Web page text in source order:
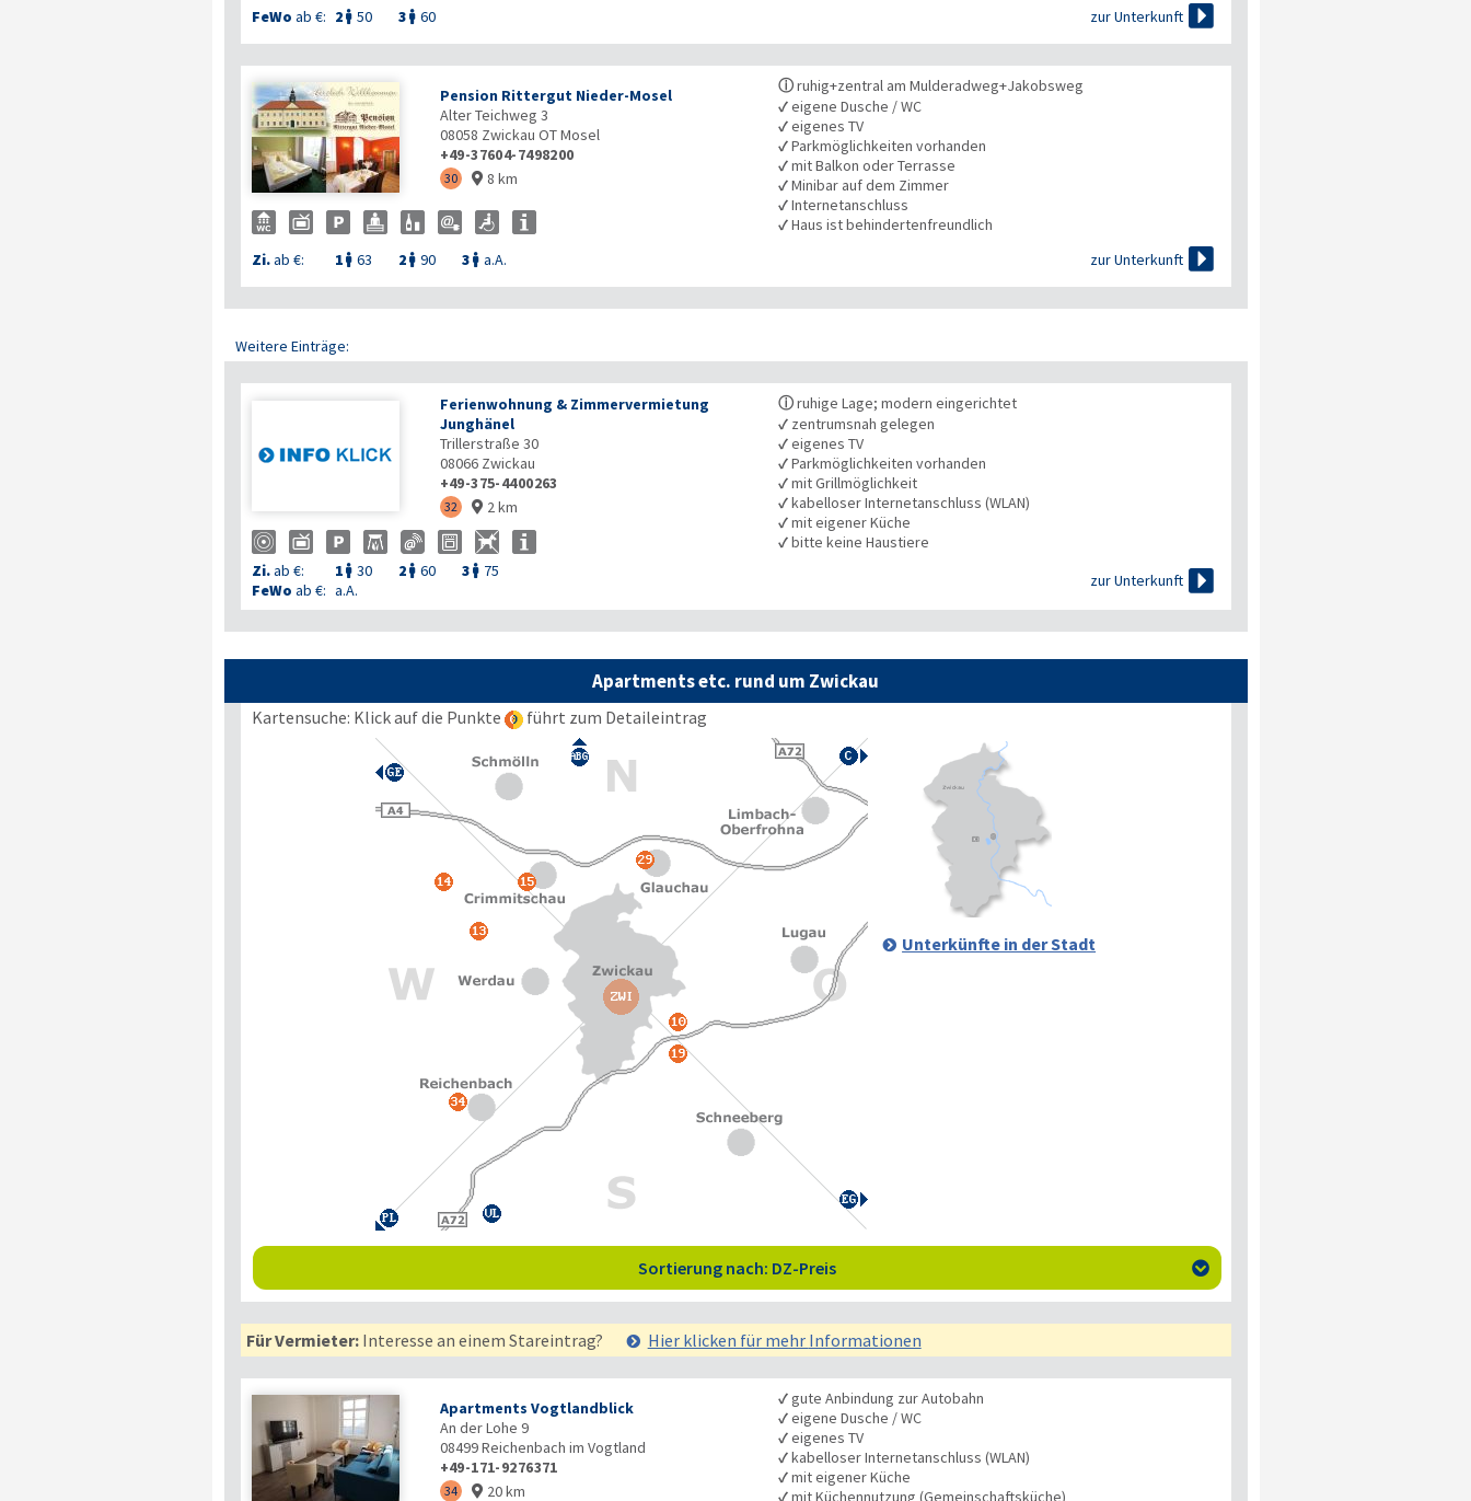
FeWo ab €: 2  50 3  60
zur Unterkunft

Pension Rittergut Nieder-Mosel
Alter Teichweg 3
08058 Zwickau OT Mosel
+49-37604-7498200
30  8 km
Zi.ab €: 1  63 2  90 3  a.A.
ⓘruhig+zentral am Mulderadweg+Jakobsweg
✓eigene Dusche / WC
✓eigenes TV
✓Parkmöglichkeiten vorhanden
✓mit Balkon oder Terrasse
✓Minibar auf dem Zimmer
✓Internetanschluss
✓Haus ist behindertenfreundlich
zur Unterkunft

Weitere Einträge:
Ferienwohnung & Zimmervermietung
Junghänel
Trillerstraße 30
08066 Zwickau
+49-375-4400263
32  2 km
Zi.ab €: 1  30 2  60 3  75
FeWo ab €: a.A.
ⓘruhige Lage; modern eingerichtet
✓ zentrumsnah gelegen
✓eigenes TV
✓Parkmöglichkeiten vorhanden
✓mit Grillmöglichkeit
✓kabelloser Internetanschluss (WLAN)
✓mit eigener Küche
✓bitte keine Haustiere
zur Unterkunft 
Apartments etc. rund um Zwickau
Kartensuche: Klick auf die Punkte führt zum Detaileintrag
Unterkünfte in der Stadt
Sortierung nach: DZ-Preis 
Für Vermieter:Interesse an einem Stareintrag? Hier klicken für mehr Informationen
Apartments Vogtlandblick
An der Lohe 9
08499Reichenbach im Vogtland
+49-171-9276371
34  20 km
✓gute Anbindung zur Autobahn
✓eigene Dusche / WC
✓eigenes TV
✓kabelloser Internetanschluss (WLAN)
✓mit eigener Küche
✓mit Küchennutzung (Gemeinschaftsküche)